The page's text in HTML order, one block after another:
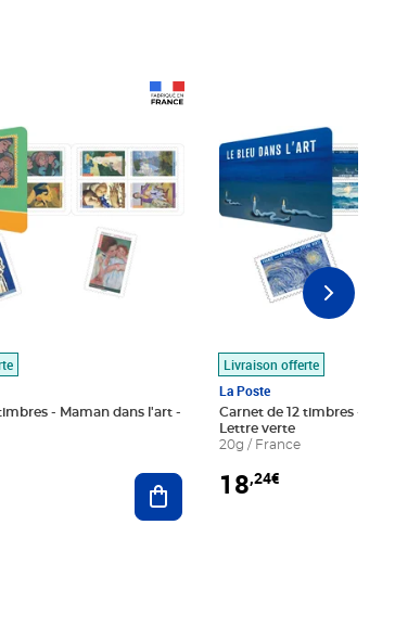
- Maman dans l'art -
Ajouter au panier
Livraison offerte
La Poste
Carnet de 12 timbres - Le
Lettre verte
20g / France
18,24€